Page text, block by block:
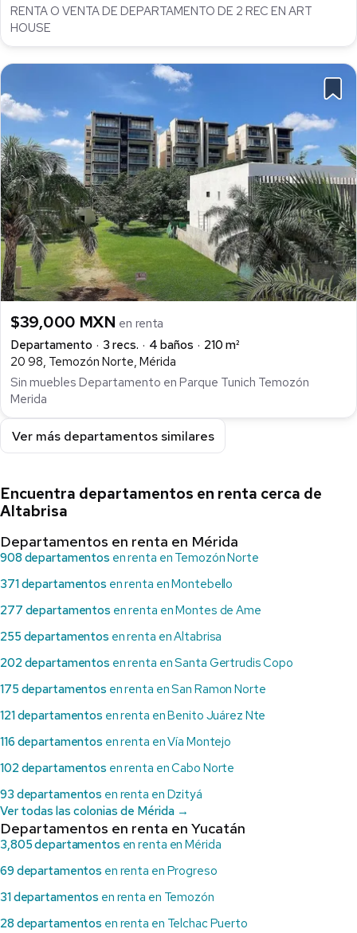
RENTA O VENTA DE DEPARTAMENTO DE 2 REC EN ART
HOUSE
$39,000 MXN en renta
Departamento
3 recs. 4 baños
210 m²
20 98, Temozón Norte, Mérida
Sin muebles Departamento en Parque Tunich Temozón
Merida
Ver más departamentos similares
Encuentra departamentos en renta cerca de
Altabrisa
Departamentos en renta en Mérida
908 departamentos en renta en Temozón Norte
371 departamentos en renta en Montebello
277 departamentos en renta en Montes de Ame
255 departamentos en renta en Altabrisa
202 departamentos en renta en Santa Gertrudis Copo
175 departamentos en renta en San Ramon Norte
121 departamentos en renta en Benito Juárez Nte
116 departamentos en renta en Vía Montejo
102 departamentos en renta en Cabo Norte
93 departamentos en renta en Dzityá
Ver todas las colonias de Mérida →
Departamentos en renta en Yucatán
3,805 departamentos en renta en Mérida
69 departamentos en renta en Progreso
31 departamentos en renta en Temozón
28 departamentos en renta en Telchac Puerto